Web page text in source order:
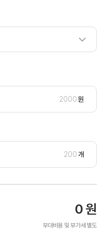
원
개
0 원
부대비용 및 부가세 별도